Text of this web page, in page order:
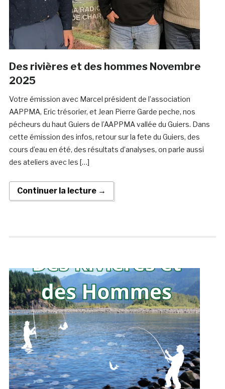
Des rivières et des hommes Novembre
2025
Votre émission avec Marcel président de l’association
AAPPMA, Eric trésorier, et Jean Pierre Garde peche, nos
pécheurs du haut Guiers de l’AAPPMA vallée du Guiers. Dans
cette émission des infos, retour sur la fete du Guiers, des
cours d’eau en été, des résultats d’analyses, on parle aussi
des ateliers avec les […]
Continuer la lecture →